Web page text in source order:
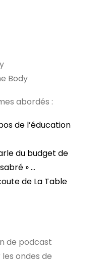
Body
abordés :
de l’éducation
du budget de
» …
de La Table
de podcast
ondes de